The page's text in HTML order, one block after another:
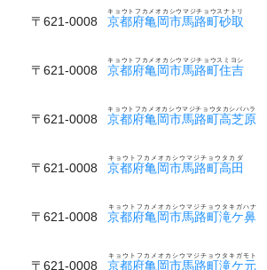
〒621-0008 京都府亀岡市馬路町砂取
キョウトフカメオカシウマジチョウスナトリ
〒621-0008 京都府亀岡市馬路町住吉
キョウトフカメオカシウマジチョウスミヨシ
〒621-0008 京都府亀岡市馬路町高芝原
キョウトフカメオカシウマジチョウタカシバハラ
〒621-0008 京都府亀岡市馬路町高田
キョウトフカメオカシウマジチョウタカダ
〒621-0008 京都府亀岡市馬路町滝ケ鼻
キョウトフカメオカシウマジチョウタキガハナ
〒621-0008 京都府亀岡市馬路町滝ケ元
キョウトフカメオカシウマジチョウタキガモト